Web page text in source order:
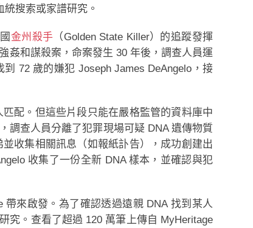
搜索或家譜研究。
金州殺手 （Golden State Killer）的追蹤發揮
姦和謀殺案，命案發生 30 年後，調查人員運
72 歲的嫌犯 Joseph James DeAngelo，接
配。但這些片段只能在嚴格監管的資料庫中
調查人員分離了犯罪現場可疑 DNA 遺傳物質
收集相關訊息（如報紙訃告），成功創建出
收集了一份全新 DNA 樣本，並確認與犯
來啟發。為了確認透過遠親 DNA 找到某人
究。查看了超過 120 萬筆上傳自 MyHeritage